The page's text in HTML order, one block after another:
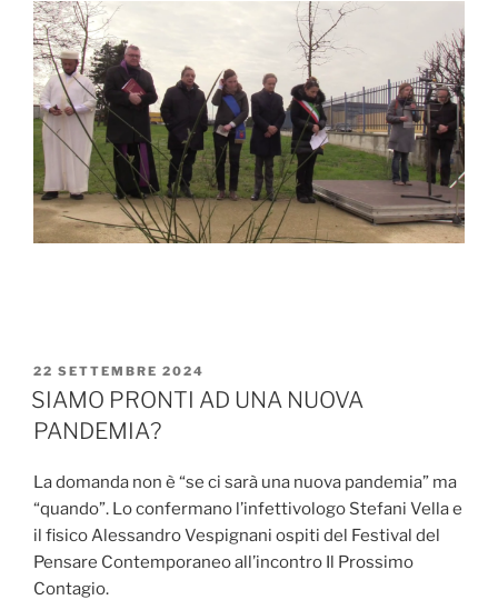
PUBBLICATO
IL
22 SETTEMBRE 2024
SIAMO PRONTI AD UNA NUOVA
PANDEMIA?
La domanda non è “se ci sarà una nuova pandemia” ma
“quando”. Lo confermano l’infettivologo Stefani Vella e
il fisico Alessandro Vespignani ospiti del Festival del
Pensare Contemporaneo all’incontro Il Prossimo
Contagio.